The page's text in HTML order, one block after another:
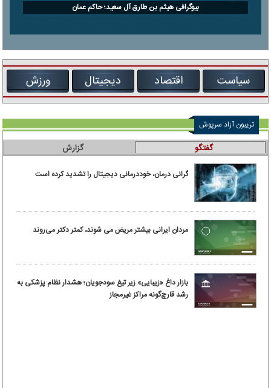
بیوگرافی هیثم بن طارق آل سعید؛ حاکم عمان
سیاست اقتصاد دیجیتال ورزش
تریبون آزاد سرپوش
گفتگو گزارش
گرانی درمان، خوددرمانی دیجیتال را تشدید کرده است
مردان ایرانی بیشتر مریض می شوند، کمتر دکتر می‌روند
بازار داغ «زیبایی» زیر تیغ سودجویان؛ هشدار نظام پزشکی به
رشد قارچ‌گونه مراکز غیرمجاز